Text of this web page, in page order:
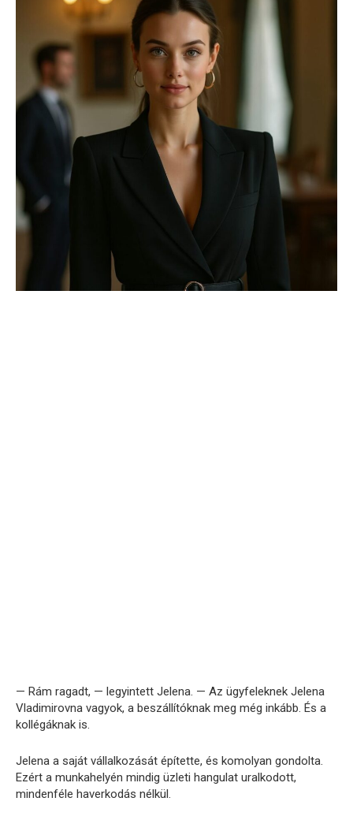
— Rám ragadt, — legyintett Jelena. — Az ügyfeleknek Jelena
Vladimirovna vagyok, a beszállítóknak meg még inkább. És a
kollégáknak is.
Jelena a saját vállalkozását építette, és komolyan gondolta.
Ezért a munkahelyén mindig üzleti hangulat uralkodott,
mindenféle haverkodás nélkül.